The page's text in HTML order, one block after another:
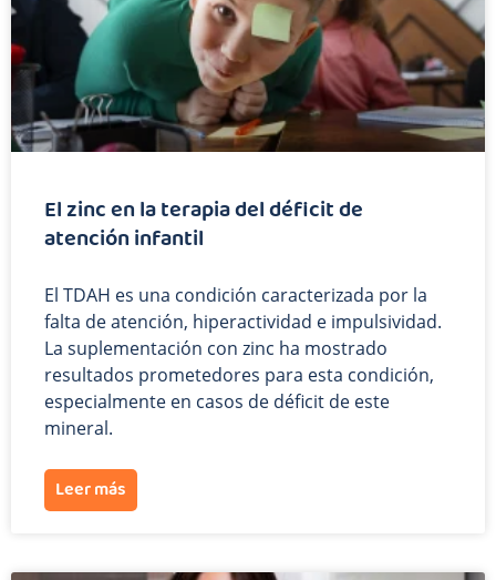
El zinc en la terapia del déficit de
atención infantil
El TDAH es una condición caracterizada por la
falta de atención, hiperactividad e impulsividad.
La suplementación con zinc ha mostrado
resultados prometedores para esta condición,
especialmente en casos de déficit de este
mineral.
Leer más